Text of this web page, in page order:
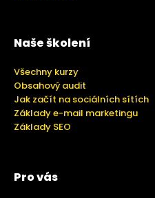
Naše školení
Všechny kurzy
Obsahový audit
Jak začít na sociálních sítích
Základy e-mail marketingu
Základy SEO
Pro vás